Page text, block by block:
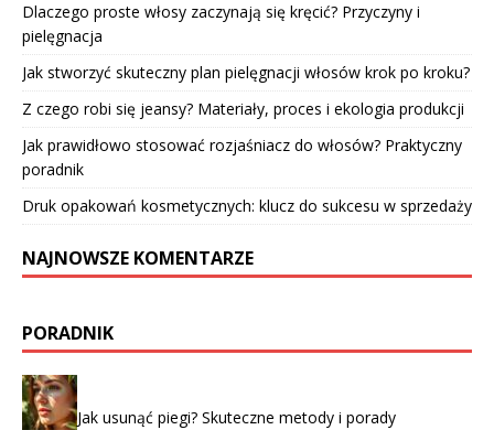
Dlaczego proste włosy zaczynają się kręcić? Przyczyny i
pielęgnacja
Jak stworzyć skuteczny plan pielęgnacji włosów krok po kroku?
Z czego robi się jeansy? Materiały, proces i ekologia produkcji
Jak prawidłowo stosować rozjaśniacz do włosów? Praktyczny
poradnik
Druk opakowań kosmetycznych: klucz do sukcesu w sprzedaży
NAJNOWSZE KOMENTARZE
PORADNIK
Jak usunąć piegi? Skuteczne metody i porady